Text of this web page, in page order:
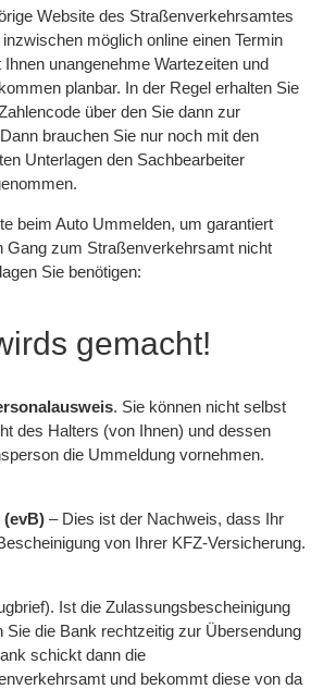
Website des Straßenverkehrsamtes
möglich online einen Termin
unangenehme Wartezeiten und
planbar. In der Regel erhalten Sie
über den Sie dann zur
brauchen Sie nur noch mit den
Unterlagen den Sachbearbeiter
beim Auto Ummelden, um garantiert
Gang zum Straßenverkehrsamt nicht
Sie benötigen:
gemacht!
. Sie können nicht selbst
des Halters (von Ihnen) und dessen
die Ummeldung vornehmen.
– Dies ist der Nachweis, dass Ihr
von Ihrer KFZ-Versicherung.
Ist die Zulassungsbescheinigung
die Bank rechtzeitig zur Übersendung
schickt dann die
und bekommt diese von da